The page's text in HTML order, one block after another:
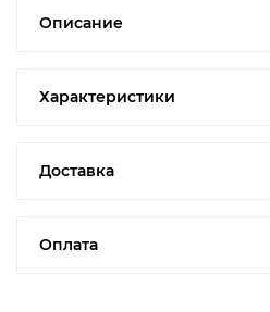
Описание
Характеристики
Доставка
Оплата